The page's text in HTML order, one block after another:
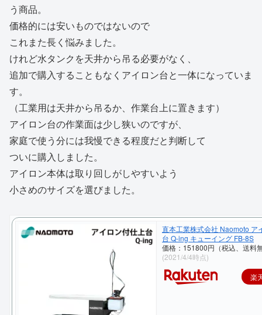
う商品。
価格的には安いものではないので
これまた長く悩みました。
けれど水タンクを天井から吊る必要がなく、
追加で購入することもなくアイロン台と一体になっていま
す。
（工業用は天井から吊るか、作業台上に置きます）
アイロン台の作業面は少し狭いのですが、
家庭で使う分には我慢できる程度だと判断して
ついに購入しました。
アイロン本体は取り回しがしやすいよう
小さめのサイズを選びました。
直本工業株式会社 Naomoto ア
台 Q-ing キューイング FB-8S
価格：151800円（税込、送料
(2021/4/4時点)
楽